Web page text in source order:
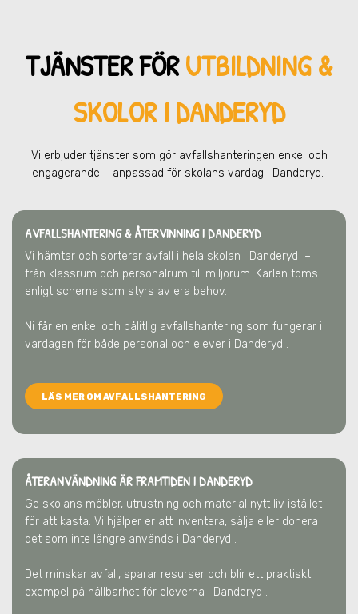
TJÄNSTER FÖRUTBILDNING &
SKOLOR I DANDERYD
Vi erbjuder tjänster som gör avfallshanteringen enkel och
engagerande – anpassad för skolans vardag i Danderyd.
AVFALLSHANTERING & ÅTERVINNINGI DANDERYD
Vi hämtar och sorterar avfall i hela skolan i Danderyd –
från klassrum och personalrum till miljörum. Kärlen töms
enligt schema som styrs av era behov.
Ni får en enkel och pålitlig avfallshantering som fungerar i
vardagen för både personal och elever i Danderyd .
LÄS MER OM AVFALLSHANTERING
ÅTERANVÄNDNING ÄR FRAMTIDENI DANDERYD
Ge skolans möbler, utrustning och material nytt liv istället
för att kasta. Vi hjälper er att inventera, sälja eller donera
det som inte längre används i Danderyd .
Det minskar avfall, sparar resurser och blir ett praktiskt
exempel på hållbarhet för eleverna i Danderyd .